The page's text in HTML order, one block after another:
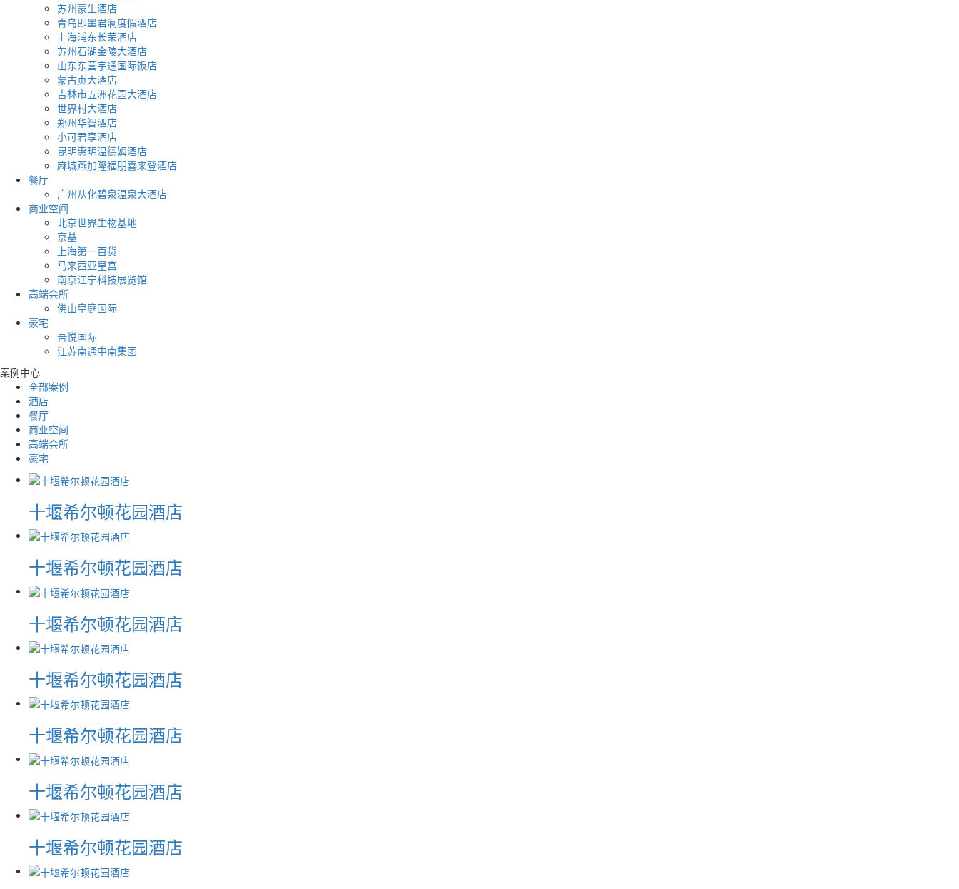
苏州豪生酒店
青岛即墨君澜度假酒店
上海浦东长荣酒店
苏州石湖金陵大酒店
山东东营宇通国际饭店
蒙古贞大酒店
吉林市五洲花园大酒店
世界村大酒店
郑州华智酒店
小可君享酒店
昆明惠玥温德姆酒店
麻城燕加隆福朋喜来登酒店
餐厅
广州从化碧泉温泉大酒店
商业空间
北京世界生物基地
京基
上海第一百货
马来西亚皇宫
南京江宁科技展览馆
高端会所
佛山皇庭国际
豪宅
吾悦国际
江苏南通中南集团
案例中心
全部案例
酒店
餐厅
商业空间
高端会所
豪宅
十堰希尔顿花园酒店
十堰希尔顿花园酒店
十堰希尔顿花园酒店
十堰希尔顿花园酒店
十堰希尔顿花园酒店
十堰希尔顿花园酒店
十堰希尔顿花园酒店